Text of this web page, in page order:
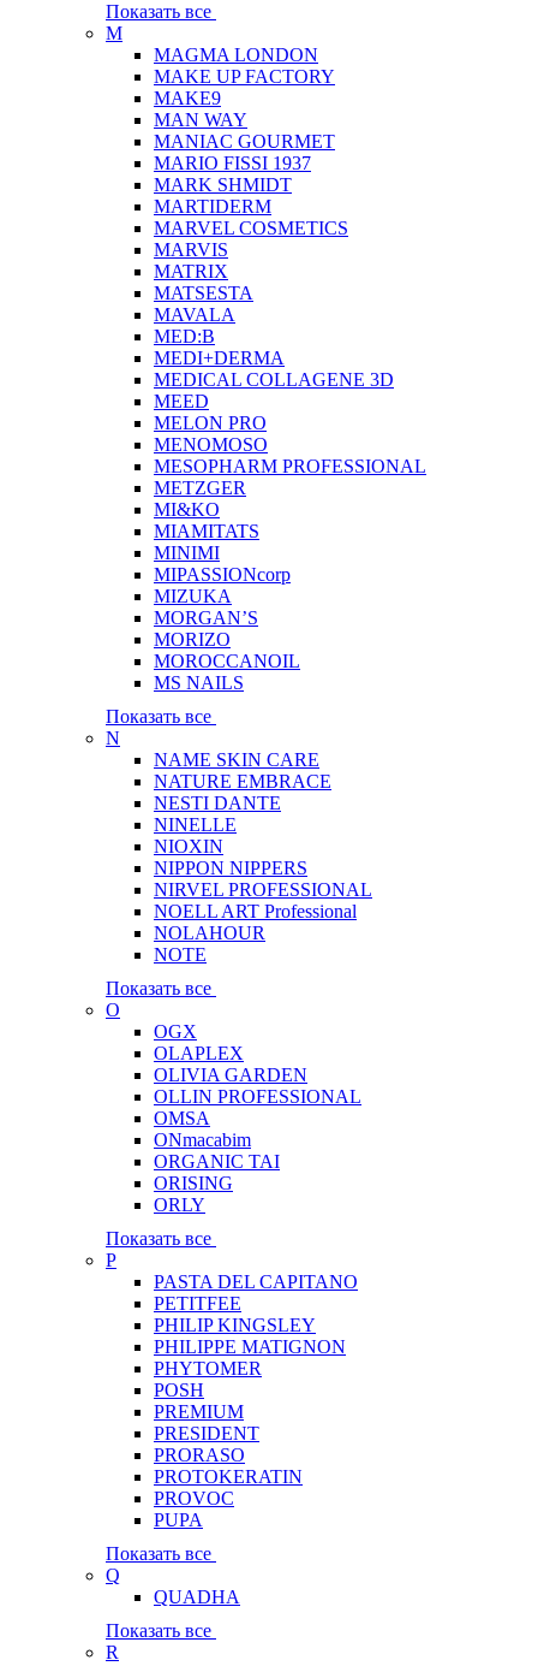
Показать все
M
MAGMA LONDON
MAKE UP FACTORY
MAKE9
MAN WAY
MANIAC GOURMET
MARIO FISSI 1937
MARK SHMIDT
MARTIDERM
MARVEL COSMETICS
MARVIS
MATRIX
MATSESTA
MAVALA
MED:B
MEDI+DERMA
MEDICAL COLLAGENE 3D
MEED
MELON PRO
MENOMOSO
MESOPHARM PROFESSIONAL
METZGER
MI&KO
MIAMITATS
MINIMI
MIPASSIONcorp
MIZUKA
MORGAN’S
MORIZO
MOROCCANOIL
MS NAILS
Показать все
N
NAME SKIN CARE
NATURE EMBRACE
NESTI DANTE
NINELLE
NIOXIN
NIPPON NIPPERS
NIRVEL PROFESSIONAL
NOELL ART Professional
NOLAHOUR
NOTE
Показать все
O
OGX
OLAPLEX
OLIVIA GARDEN
OLLIN PROFESSIONAL
OMSA
ONmacabim
ORGANIC TAI
ORISING
ORLY
Показать все
P
PASTA DEL CAPITANO
PETITFEE
PHILIP KINGSLEY
PHILIPPE MATIGNON
PHYTOMER
POSH
PREMIUM
PRESIDENT
PRORASO
PROTOKERATIN
PROVOC
PUPA
Показать все
Q
QUADHA
Показать все
R